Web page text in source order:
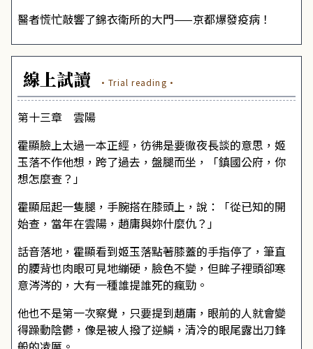
醫者慌忙敲響了錦衣衛所的大門——京都爆發疫病！
線上試讀 ·Trial reading·
第十三章 雲陽
霍顯臉上太過一本正經，彷彿是要徹夜長談的意思，姬
玉落不作他想，跨了過去，盤腿而坐，「鎮國公府，你
想怎麼查？」
霍顯屈起一隻腿，手腕搭在膝頭上，說：「從已知的開
始查，當年在雲陽，趙庸與妳什麼仇？」
話音落地，霍顯看到姬玉落點著膝蓋的手指停了，筆直
的腰背也肉眼可見地繃硬，臉色不變，但眸子裡頭卻寒
意涔涔的，大有一種誰提誰死的瘋勁。
他也不是第一次察覺，只要提到趙庸，眼前的人就會變
得躁動陰鬱，像是被人撥了逆鱗，清冷的眼尾露出刀鋒